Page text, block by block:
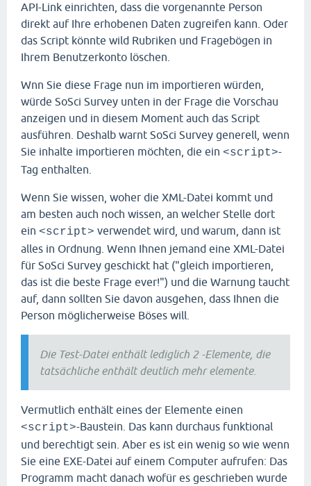
API-Link einrichten, dass die vorgenannte Person
direkt auf Ihre erhobenen Daten zugreifen kann. Oder
das Script könnte wild Rubriken und Fragebögen in
Ihrem Benutzerkonto löschen.
Wnn Sie diese Frage nun im importieren würden,
würde SoSci Survey unten in der Frage die Vorschau
anzeigen und in diesem Moment auch das Script
ausführen. Deshalb warnt SoSci Survey generell, wenn
Sie inhalte importieren möchten, die ein <script>-
Tag enthalten.
Wenn Sie wissen, woher die XML-Datei kommt und
am besten auch noch wissen, an welcher Stelle dort
ein <script> verwendet wird, und warum, dann ist
alles in Ordnung. Wenn Ihnen jemand eine XML-Datei
für SoSci Survey geschickt hat ("gleich importieren,
das ist die beste Frage ever!") und die Warnung taucht
auf, dann sollten Sie davon ausgehen, dass Ihnen die
Person möglicherweise Böses will.
Die Test-Datei enthält lediglich 2 -Elemente, die
tatsächliche enthält deutlich mehr elemente.
Vermutlich enthält eines der Elemente einen
<script>-Baustein. Das kann durchaus funktional
und berechtigt sein. Aber es ist ein wenig so wie wenn
Sie eine EXE-Datei auf einem Computer aufrufen: Das
Programm macht danach wofür es geschrieben wurde